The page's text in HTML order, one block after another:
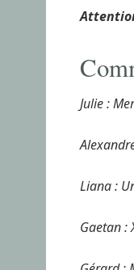
Julie :
Liana :
Gaetan :